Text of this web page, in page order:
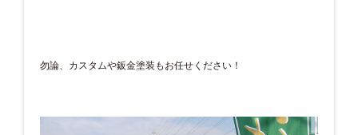
勿論、カスタムや鈑金塗装もお任せください！